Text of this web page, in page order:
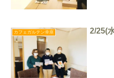
カフェガルテン幸座 2/25(